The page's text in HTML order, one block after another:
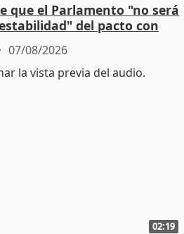
que el Parlamento "no será
del pacto con
07/08/2026
02:19